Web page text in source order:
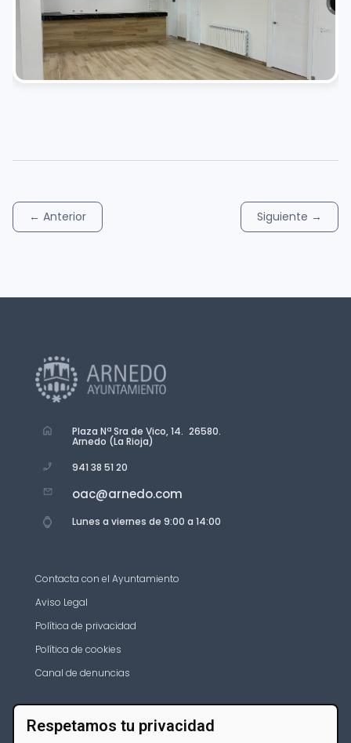
← Anterior Siguiente →
Plaza Nª Sra de Vico, 14. 26580.
Arnedo (La Rioja)
941 38 51 20
oac@arnedo.com
Lunes a viernes de 9:00 a 14:00
Contacta con el Ayuntamiento
Aviso Legal
Política de privacidad
Política de cookies
Canal de denuncias
Respetamos tu privacidad